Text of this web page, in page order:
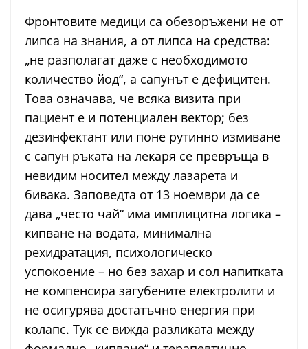
Фронтовите медици са обезоръжени не от
липса на знания, а от липса на средства:
„не разполагат даже с необходимото
количество йод“, а сапунът е дефицитен.
Това означава, че всяка визита при
пациент е и потенциален вектор; без
дезинфектант или поне рутинно измиване
с сапун ръката на лекаря се превръща в
невидим носител между лазарета и
бивака. Заповедта от 13 ноември да се
дава „често чай“ има имплицитна логика –
кипване на водата, минимална
рехидратация, психологическо
успокоение – но без захар и сол напитката
не компенсира загубените електролити и
не осигурява достатъчно енергия при
колапс. Тук се вижда разликата между